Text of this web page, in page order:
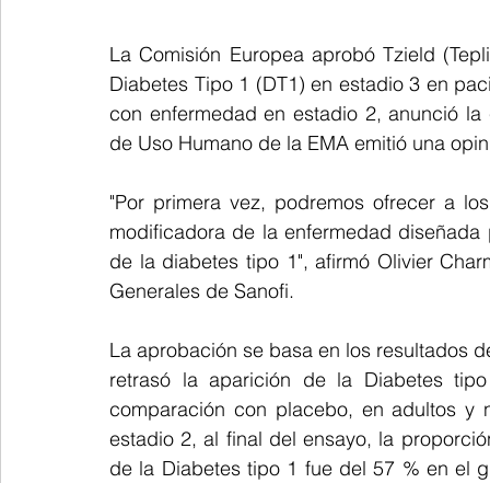
La Comisión Europea aprobó Tzield
Diabetes Tipo 1 (DT1) en estadio 3 en
con enfermedad en estadio 2, anunció
de Uso Humano de la EMA emitió una
"Por primera vez, podremos ofrecer a
modificadora de la enfermedad
de la diabetes tipo 1", afirmó Olivier
Generales de Sanofi.
La aprobación se basa en los resultados
retrasó la aparición de la Diabetes
comparación con placebo, en adultos
estadio 2, al final del ensayo, la
de la Diabetes tipo 1 fue del 57 % en el